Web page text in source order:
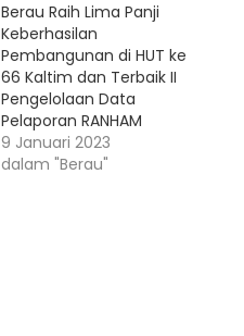
Berau Raih Lima Panji
Keberhasilan
Pembangunan di HUT ke
66 Kaltim dan Terbaik II
Pengelolaan Data
Pelaporan RANHAM
9 Januari 2023
dalam "Berau"